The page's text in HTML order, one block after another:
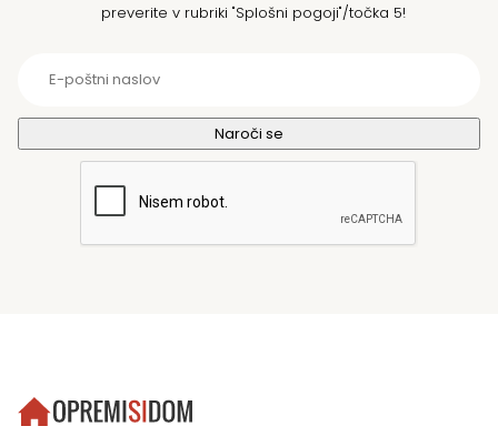
preverite v rubriki "Splošni pogoji"/točka 5!